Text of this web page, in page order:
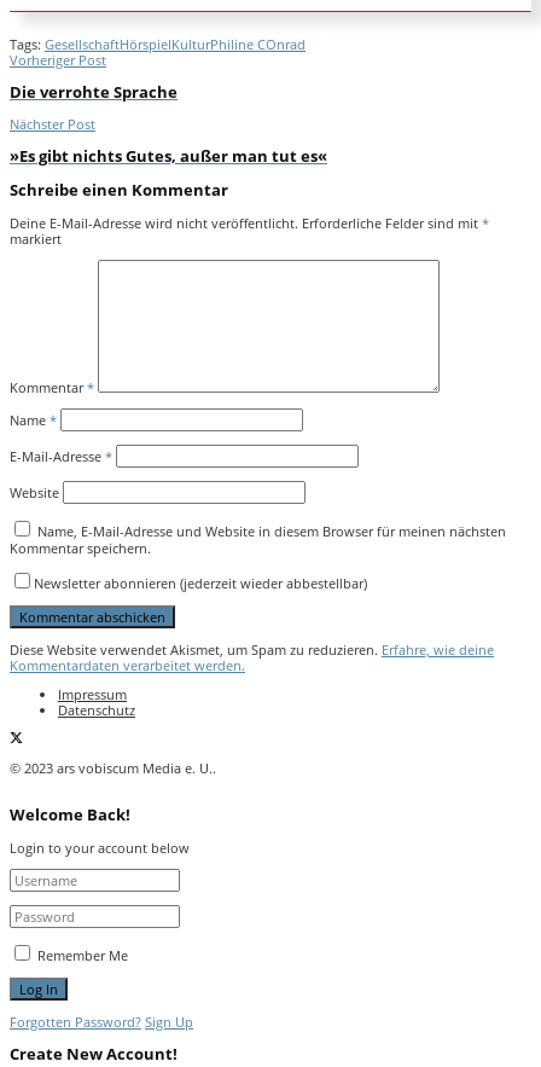
Tags: GesellschaftHörspielKulturPhiline COnrad
Vorheriger Post
Die verrohte Sprache
Nächster Post
»Es gibt nichts Gutes, außer man tut es«
Schreibe einen Kommentar
Deine E-Mail-Adresse wird nicht veröffentlicht. Erforderliche Felder sind mit *
markiert
Kommentar*
Name *
E-Mail-Adresse *
Website
Name, E-Mail-Adresse und Website in diesem Browser für meinen nächsten
Kommentar speichern.
Newsletter abonnieren (jederzeit wieder abbestellbar)
Diese Website verwendet Akismet, um Spam zu reduzieren. Erfahre, wie deine
Kommentardaten verarbeitet werden.
Impressum
Datenschutz
© 2023 ars vobiscum Media e. U..
Welcome Back!
Login to your account below
Remember Me
Forgotten Password? Sign Up
Create New Account!